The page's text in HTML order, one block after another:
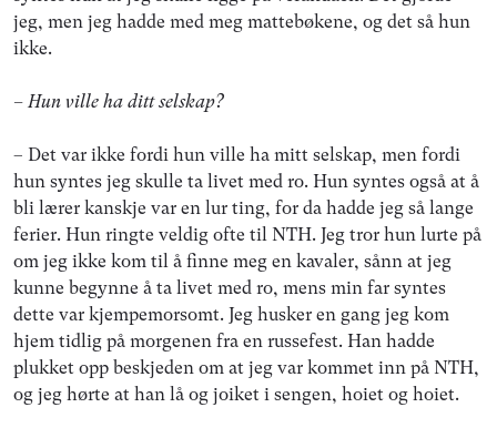
jeg, men jeg hadde med meg mattebøkene, og det så hun
ikke.
– Hun ville ha ditt selskap?
– Det var ikke fordi hun ville ha mitt selskap, men fordi
hun syntes jeg skulle ta livet med ro. Hun syntes også at å
bli lærer kanskje var en lur ting, for da hadde jeg så lange
ferier. Hun ringte veldig ofte til NTH. Jeg tror hun lurte på
om jeg ikke kom til å finne meg en kavaler, sånn at jeg
kunne begynne å ta livet med ro, mens min far syntes
dette var kjempemorsomt. Jeg husker en gang jeg kom
hjem tidlig på morgenen fra en russefest. Han hadde
plukket opp beskjeden om at jeg var kommet inn på NTH,
og jeg hørte at han lå og joiket i sengen, hoiet og hoiet.